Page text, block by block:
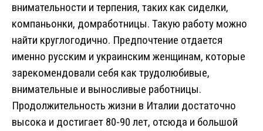
внимательности и терпения, таких как сиделки,
компаньонки, домработницы. Такую работу можно
найти круглогодично. Предпочтение отдается
именно русским и украинским женщинам, которые
зарекомендовали себя как трудолюбивые,
внимательные и выносливые работницы.
Продолжительность жизни в Италии достаточно
высока и достигает 80-90 лет, отсюда и большой